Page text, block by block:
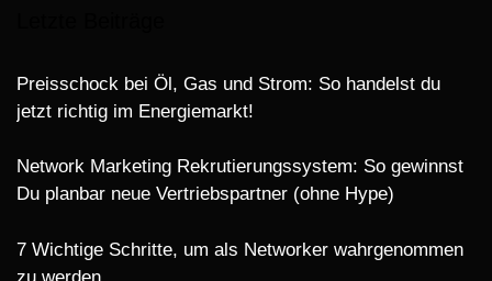
Preisschock bei Öl, Gas und Strom: So handelst du
jetzt richtig im Energiemarkt!
Network Marketing Rekrutierungssystem: So gewinnst
Du planbar neue Vertriebspartner (ohne Hype)
7 Wichtige Schritte, um als Networker wahrgenommen